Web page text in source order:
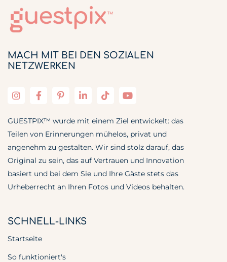
MACH MIT BEI DEN SOZIALEN
NETZWERKEN
GUESTPIX™ wurde mit einem Ziel entwickelt: das
Teilen von Erinnerungen mühelos, privat und
angenehm zu gestalten. Wir sind stolz darauf, das
Original zu sein, das auf Vertrauen und Innovation
basiert und bei dem Sie und Ihre Gäste stets das
Urheberrecht an Ihren Fotos und Videos behalten.
SCHNELL-LINKS
Startseite
So funktioniert's